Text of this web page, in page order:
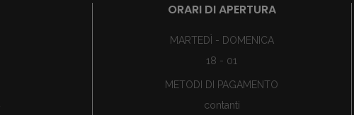
ORARI DI APERTURA
MARTEDÌ - DOMENICA
18 - 01
METODI DI PAGAMENTO
contanti